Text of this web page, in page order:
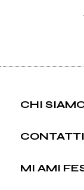
CHI
CONTATTI
MI AMI